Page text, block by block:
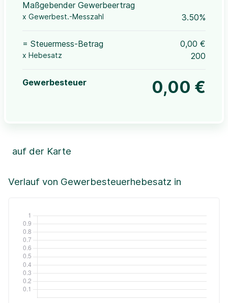
Maßgebender Gewerbeertrag
x Gewerbest.-Messzahl 3.50%
= Steuermess-Betrag 0,00 €
x Hebesatz 200
Gewerbesteuer 0,00 €
Verlauf von Gewerbesteuerhebesatz in
auf der Karte
+
Leaflet|©OpenStreetMap, ©CartoDB,